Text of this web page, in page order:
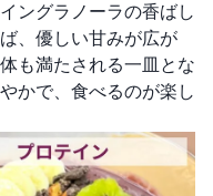
ングラノーラの香ばし
、優しい甘みが広が
も満たされる一皿とな
かで、食べるのが楽し